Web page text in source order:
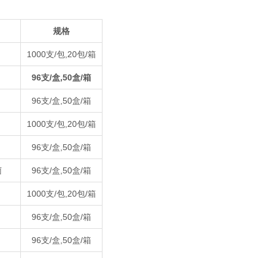
规格
1000支/包,20包/箱
96支/盒,50盒/箱
96支/盒,50盒/箱
1000支/包,20包/箱
96支/盒,50盒/箱
96支/盒,50盒/箱
1000支/包,20包/箱
96支/盒,50盒/箱
96支/盒,50盒/箱